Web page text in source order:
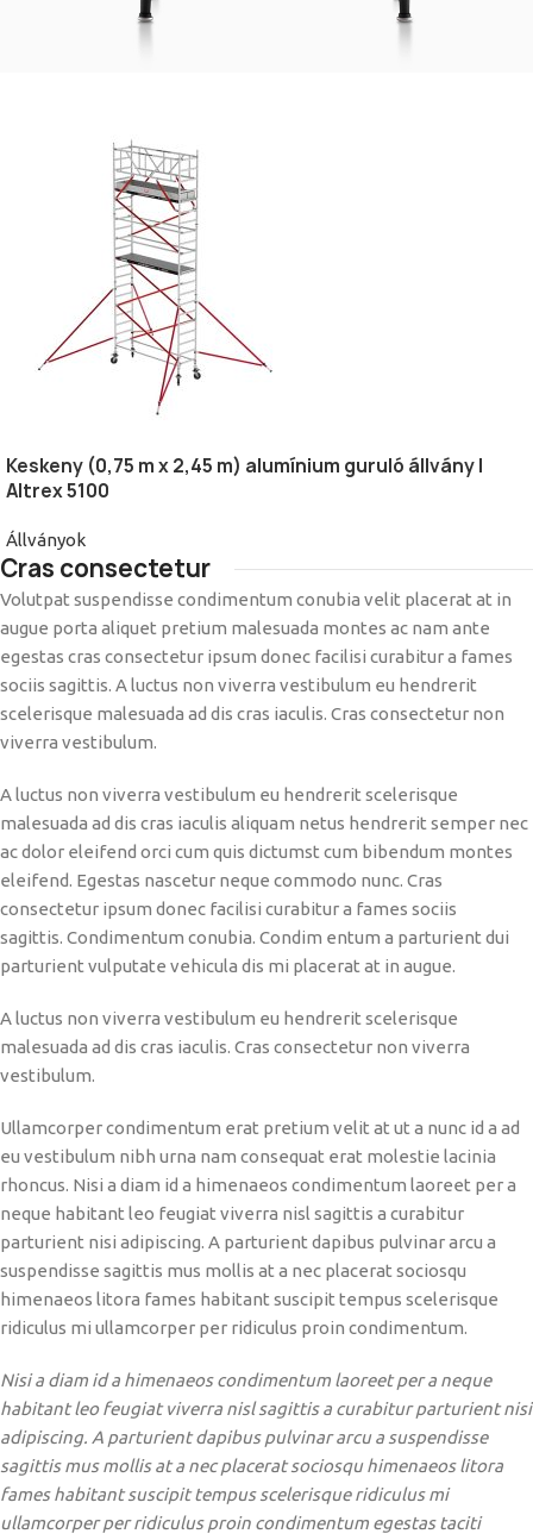
Keskeny (0,75 m x 2,45 m) alumínium guruló állvány |
Altrex 5100
Állványok
Cras consectetur
Volutpat suspendisse condimentum conubia velit placerat at in
augue porta aliquet pretium malesuada montes ac nam ante
egestas cras consectetur ipsum donec facilisi curabitur a fames
sociis sagittis. A luctus non viverra vestibulum eu hendrerit
scelerisque malesuada ad dis cras iaculis. Cras consectetur non
viverra vestibulum.
A luctus non viverra vestibulum eu hendrerit scelerisque
malesuada ad dis cras iaculis aliquam netus hendrerit semper nec
ac dolor eleifend orci cum quis dictumst cum bibendum montes
eleifend. Egestas nascetur neque commodo nunc. Cras
consectetur ipsum donec facilisi curabitur a fames sociis
sagittis. Condimentum conubia. Condim entum a parturient dui
parturient vulputate vehicula dis mi placerat at in augue.
A luctus non viverra vestibulum eu hendrerit scelerisque
malesuada ad dis cras iaculis. Cras consectetur non viverra
vestibulum.
Ullamcorper condimentum erat pretium velit at ut a nunc id a ad
eu vestibulum nibh urna nam consequat erat molestie lacinia
rhoncus. Nisi a diam id a himenaeos condimentum laoreet per a
neque habitant leo feugiat viverra nisl sagittis a curabitur
parturient nisi adipiscing. A parturient dapibus pulvinar arcu a
suspendisse sagittis mus mollis at a nec placerat sociosqu
himenaeos litora fames habitant suscipit tempus scelerisque
ridiculus mi ullamcorper per ridiculus proin condimentum.
Nisi a diam id a himenaeos condimentum laoreet per a neque
habitant leo feugiat viverra nisl sagittis a curabitur parturient nisi
adipiscing. A parturient dapibus pulvinar arcu a suspendisse
sagittis mus mollis at a nec placerat sociosqu himenaeos litora
fames habitant suscipit tempus scelerisque ridiculus mi
ullamcorper per ridiculus proin condimentum egestas taciti